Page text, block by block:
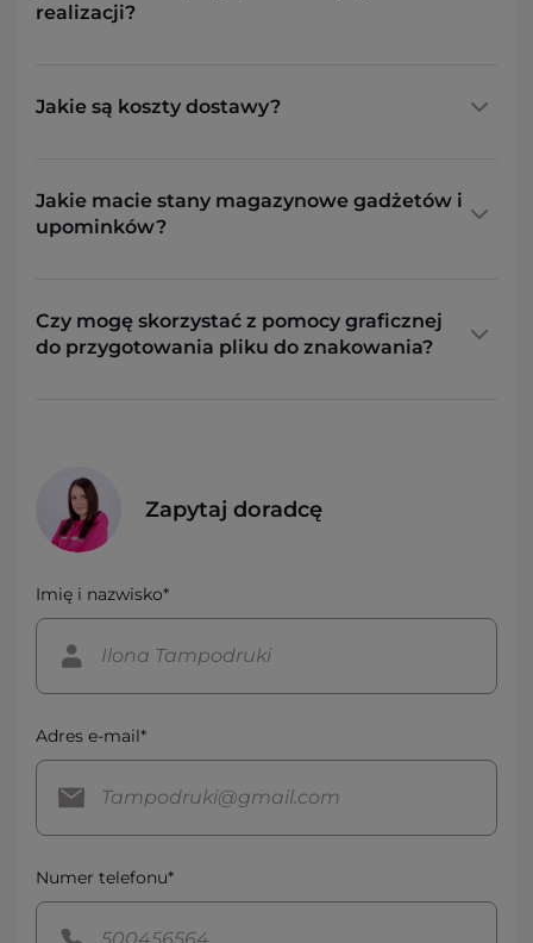
realizacji?
Jakie są koszty dostawy?
Jakie macie stany magazynowe gadżetów i
upominków?
Czy mogę skorzystać z pomocy graficznej
do przygotowania pliku do znakowania?
Zapytaj doradcę
Imię i nazwisko*
Adres e-mail*
Numer telefonu*